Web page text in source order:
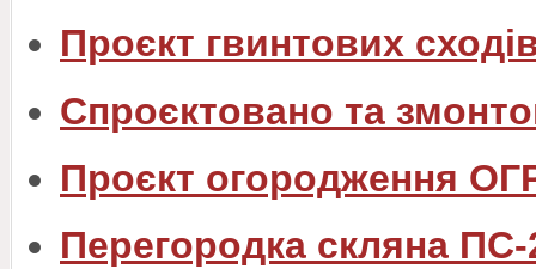
Проєкт гвинтових
Спроєктовано та
Проєкт огородження
Перегородка скляна ПС-